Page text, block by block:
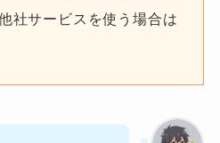
社サービスを使う場合は